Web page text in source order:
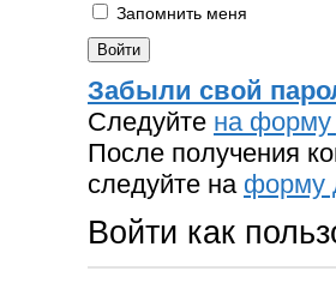
Запомнить меня
Забыли свой
Следуйте на форму
После получения
следуйте на форму
Войти как